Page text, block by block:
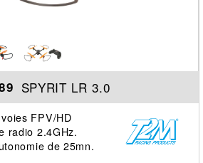
SPYRIT LR 3.0
FPV/HD
radio 2.4GHz.
de 25mn.